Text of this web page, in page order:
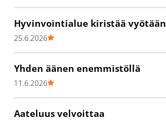
Hyvinvointialue kiristää vyötään
25.6.2026
Yhden äänen enemmistöllä
11.6.2026
Aateluus velvoittaa